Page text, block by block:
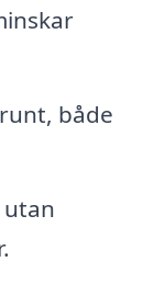
både
utan